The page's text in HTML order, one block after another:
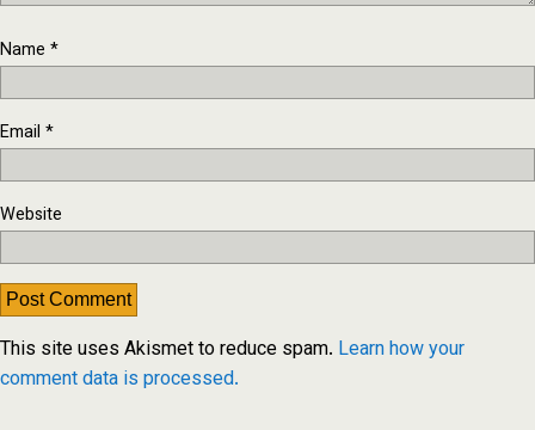
Name *
Email *
Website
This site uses Akismet to reduce spam. Learn how your
comment data is processed.